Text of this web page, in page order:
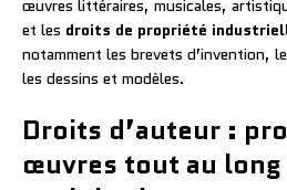
œuvres littéraires, musicales,
et les droits de propriété
notamment les brevets d’invention,
les dessins et modèles.
Droits d’auteur :
œuvres tout au